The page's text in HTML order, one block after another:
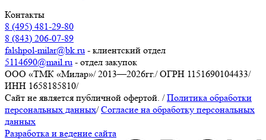
Контакты
8 (495) 481-29-80
8 (843) 206-07-89
falshpol-milar@bk.ru - клиентский отдел
5114690@mail.ru - отдел закупок
ООО «ТМК «Милар»/ 2013—2026гг./ОГРН 1151690104433/
ИНН 1658185810/
Сайт не является публичной офертой. / Политика обработки
персональных данных/ Согласие на обработку персональных
данных
Разработка и ведение сайта